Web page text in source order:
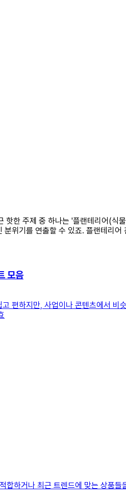
핫한 주제 중 하나는 '플랜테리어(
위기를 연출할 수 있죠. 플랜테리
모음
편하지만, 사업이나 콘텐츠에서
합하거나 최근 트렌드에 맞는 상